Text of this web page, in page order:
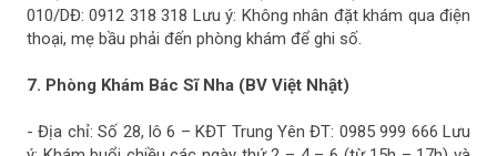
010/DĐ: 0912 318 318 Lưu ý: Không nhân đặt khám qua điện
thoại, mẹ bầu phải đến phòng khám để ghi số.
7. Phòng Khám Bác Sĩ Nha (BV Việt Nhật)
- Địa chỉ: Số 28, lô 6 – KĐT Trung Yên ĐT: 0985 999 666 Lưu